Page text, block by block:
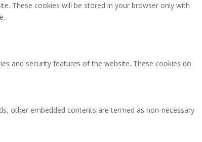
These cookies will be stored in your browser only with
and security features of the website. These cookies do
other embedded contents are termed as non-necessary